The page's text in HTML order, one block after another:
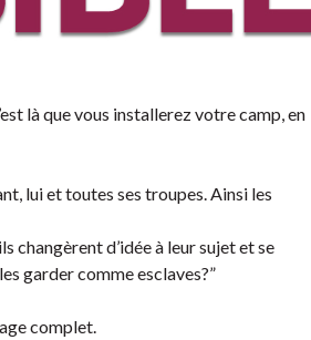
là que vous installerez votre camp, en
lui et toutes ses troupes. Ainsi les
changèrent d’idée à leur sujet et se
garder comme esclaves?”
complet.